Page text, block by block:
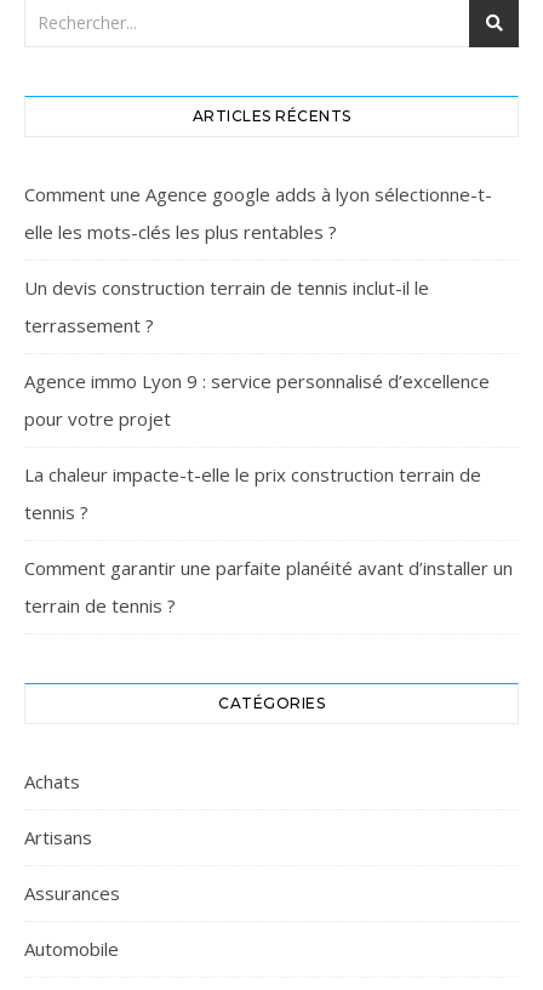
ARTICLES RÉCENTS
Comment une Agence google adds à lyon sélectionne-t-
elle les mots-clés les plus rentables ?
Un devis construction terrain de tennis inclut-il le
terrassement ?
Agence immo Lyon 9 : service personnalisé d’excellence
pour votre projet
La chaleur impacte-t-elle le prix construction terrain de
tennis ?
Comment garantir une parfaite planéité avant d’installer un
terrain de tennis ?
CATÉGORIES
Achats
Artisans
Assurances
Automobile